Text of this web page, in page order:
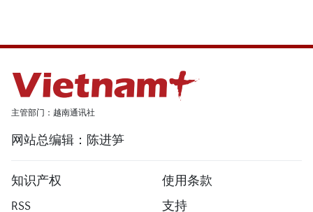
主管部门：越南通讯社
网站总编辑：陈进笋
知识产权
使用条款
RSS
支持